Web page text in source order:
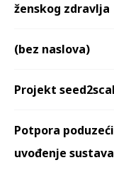
ženskog zdravlja
(bez naslova)
Projekt
Potpora
uvođenje